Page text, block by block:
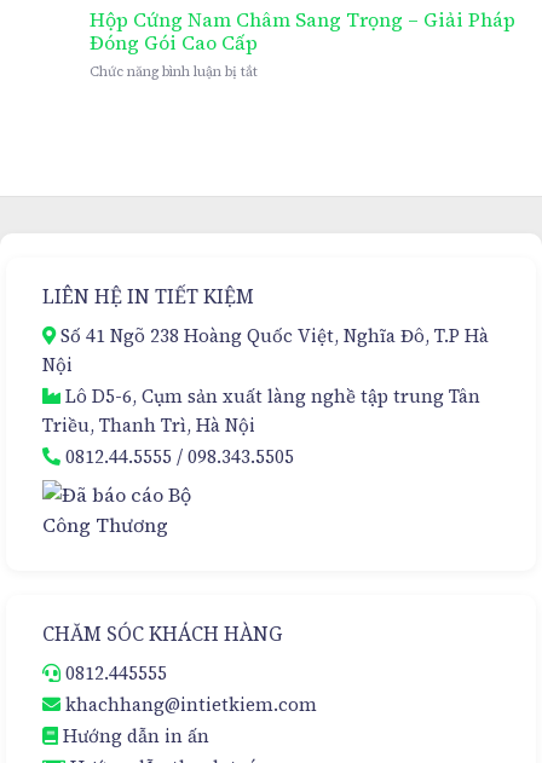
Hộp
Cứng
Châm
Nám
Hoàn
Hộp Cứng Nam Châm Sang Trọng – Giải Pháp
Đóng Gói Cao Cấp
Chức năng bình luận bị tắtở
Trọng
Cấp
LIÊN HỆ IN TIẾT KIỆM
Số 41 Ngõ 238 Hoàng Quốc Việt, Nghĩa Đô, T.P Hà
Nội
Lô D5-6, Cụm sản xuất làng nghề tập trung Tân
Triều, Thanh Trì, Hà Nội
0812.44.5555 /098.343.5505
CHĂM SÓC KHÁCH HÀNG
0812.445555
khachhang@intietkiem.com
Hướng dẫn in ấn